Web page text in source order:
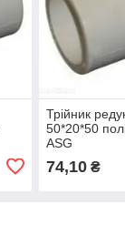
Трійник
50*20*50
ASG
74,10₴